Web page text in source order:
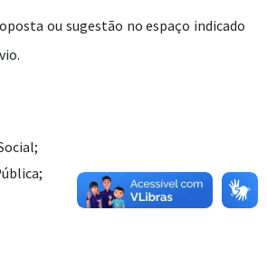
ou sugestão no espaço indicado